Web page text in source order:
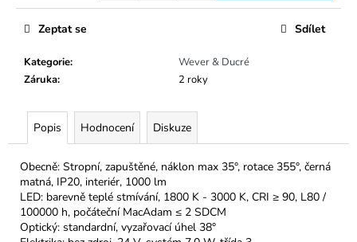
Kategorie:
Wever & Ducré
Záruka: 2 roky
Zeptat se Sdílet
Popis Hodnocení Diskuze
Obecně: Stropní, zapuštěné, náklon max 35°, rotace 355°, černá
matná, IP20, interiér, 1000 lm
LED: barevně teplé stmívání, 1800 K - 3000 K, CRI ≥ 90, L80 /
100000 h, počáteční MacAdam ≤ 2 SDCM
Optický: standardní, vyzařovací úhel 38°